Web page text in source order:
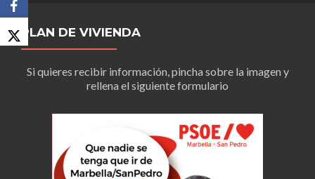
PLAN DE VIVIENDA
Si quieres recibir información, pincha sobre la imagen y
rellena el siguiente formulario